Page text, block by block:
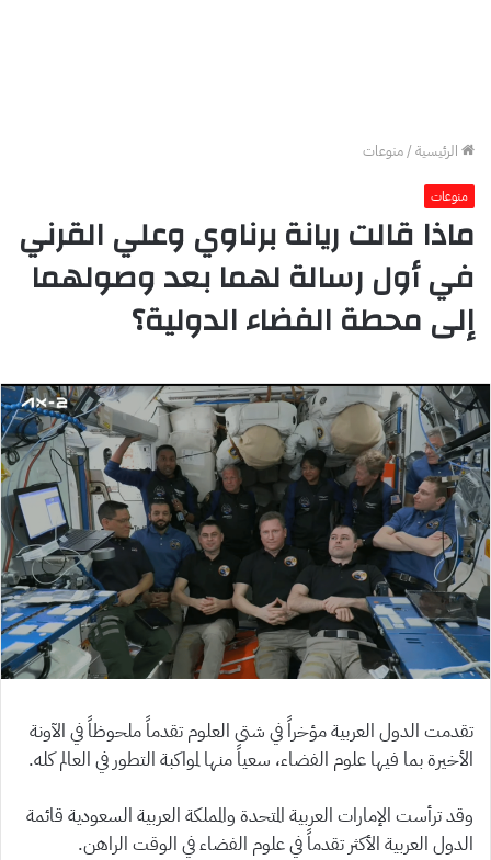
الرئيسية/منوعات
منوعات
ماذا قالت ريانة برناوي وعلي القرني
في أول رسالة لهما بعد وصولهما
إلى محطة الفضاء الدولية؟
تقدمت الدول العربية مؤخراً في شتى العلوم تقدماً ملحوظاً في الآونة
الأخيرة بما فيها علوم الفضاء، سعياً منها لمواكبة التطور في العالم كله.
وقد ترأست الإمارات العربية المتحدة والمملكة العربية السعودية قائمة
الدول العربية الأكثر تقدماً في علوم الفضاء في الوقت الراهن.